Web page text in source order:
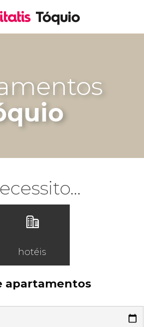
hotéis
apartamentos